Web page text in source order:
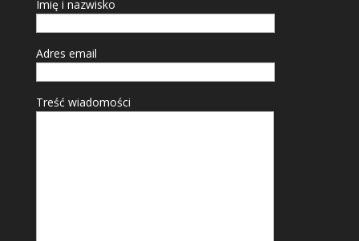
Imię i nazwisko
Adres email
Treść wiadomości